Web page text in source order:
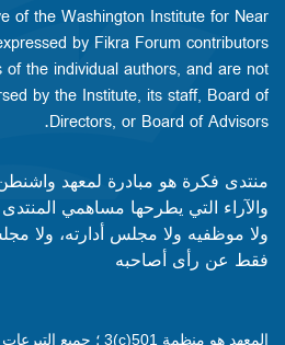
of the Washington Institute for Near
by Fikra Forum contributors
the individual authors, and are not
by the Institute, its staff, Board of
Directors, or Board of Advisors.​​
منتدى فكرة هو مبادرة لمعهد
والآراء التي يطرحها مساهمي المنتدى
ولا موظفيه ولا مجلس أدارته، ولا
فقط عن رأى أصاحبه
المعهد هو منظمة 501(c)3 ؛ جميع التبرعات معفاة من الضرائب.